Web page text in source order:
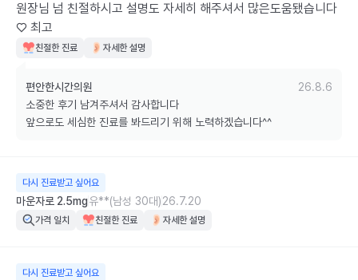
원장님 넘 친절하시고 설명도 자세히 해주셔서 많은도움됐습니다
♡ 최고
친절한 진료 자세한 설명
편안한시간의원
26.8.6
소중한 후기 남겨주셔서 감사합니다
앞으로도 세심한 진료를 봐드리기 위해 노력하겠습니다^^
다시 진료받고 싶어요
마운자로 2.5mg유**(남성 30대)26.7.20
가격 일치 친절한 진료 자세한 설명
다시 진료받고 싶어요